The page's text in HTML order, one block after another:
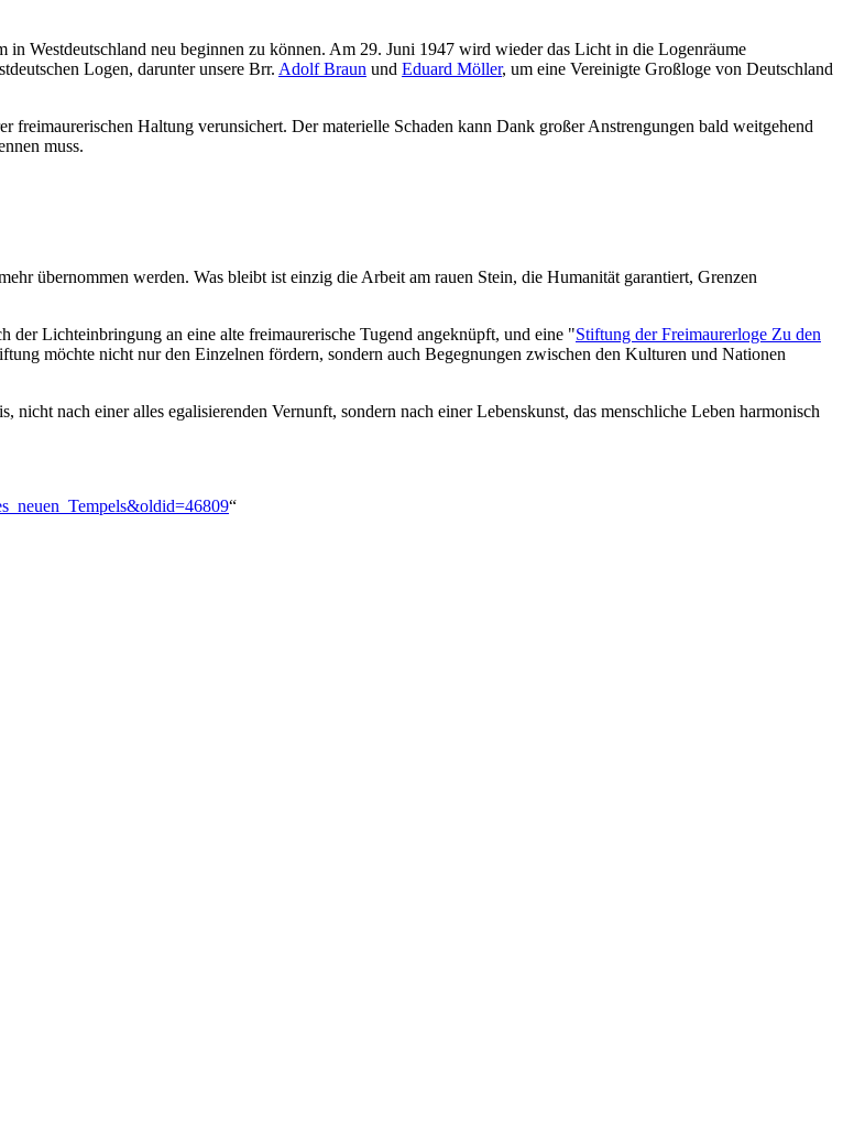
Westdeutschland neu beginnen zu können. Am 29. Juni 1947 wird wieder das Licht in die Logenräume
Logen, darunter unsere Brr. Adolf Braun und Eduard Möller, um eine Vereinigte Großloge von Deutschland
Haltung verunsichert. Der materielle Schaden kann Dank großer Anstrengungen bald weitgehend
muss.
übernommen werden. Was bleibt ist einzig die Arbeit am rauen Stein, die Humanität garantiert, Grenzen
Lichteinbringung an eine alte freimaurerische Tugend angeknüpft, und eine "Stiftung der Freimaurerloge Zu den
möchte nicht nur den Einzelnen fördern, sondern auch Begegnungen zwischen den Kulturen und Nationen
nach einer alles egalisierenden Vernunft, sondern nach einer Lebenskunst, das menschliche Leben harmonisch
“